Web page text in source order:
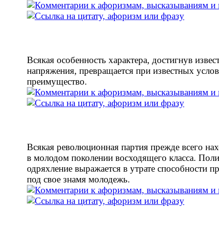
Всякая особенность характера, достигнув
напряжения, превращается при известных
преимущество.
Всякая революционная партия прежде всего
в молодом поколении восходящего класса.
одряхление выражается в утрате способности
под свое знамя молодежь.